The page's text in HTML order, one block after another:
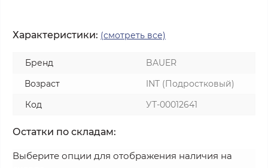
Характеристики: (смотреть все)
Бренд
BAUER
Возраст
INT (Подростковый)
Код
УТ-00012641
Остатки по складам:
Выберите опции для отображения наличия на